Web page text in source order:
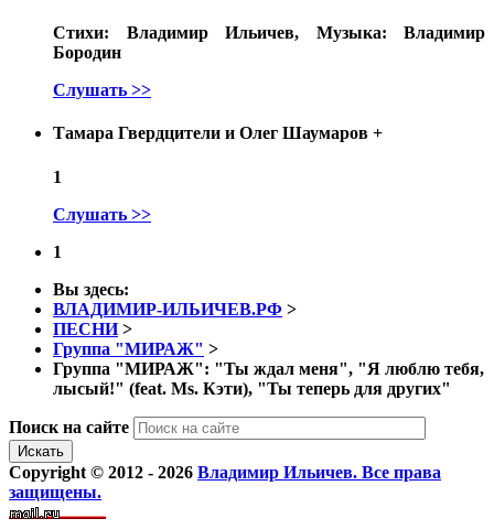
Стихи: Владимир Ильичев, Музыка: Владимир
Бородин
Слушать >>
Тамара Гвердцители и Олег Шаумаров +
1
Слушать >>
1
Вы здесь:
ВЛАДИМИР-ИЛЬИЧЕВ.РФ >
ПЕСНИ >
Группа "МИРАЖ" >
Группа "МИРАЖ": "Ты ждал меня", "Я люблю тебя,
лысый!" (feat. Ms. Кэти), "Ты теперь для других"
Поиск на сайте
Искать
Copyright © 2012 - 2026 Владимир Ильичев. Все права
защищены.